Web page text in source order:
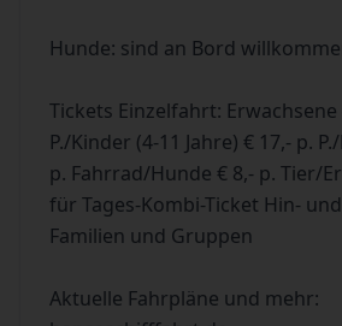
Hunde: sind an Bord
Tickets Einzelfahrt: Erwachsene
P./Kinder (4-11 Jahre) € 17,- p.
p. Fahrrad/Hunde € 8,- p. Tier/
für Tages-Kombi-Ticket Hin-
Familien und Gruppen
Aktuelle Fahrpläne und mehr: